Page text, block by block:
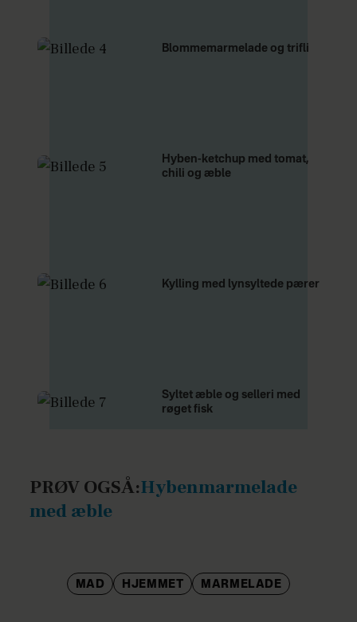
Blommemarmelade og trifli
Hyben-ketchup med tomat,
chili og æble
Kylling med lynsyltede pærer
Syltet æble og selleri med
røget fisk
PRØV OGSÅ:Hybenmarmelade
med æble
MAD HJEMMET MARMELADE